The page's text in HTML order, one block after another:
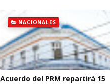
NACIONALES
Acuerdo del PRM repartirá 15